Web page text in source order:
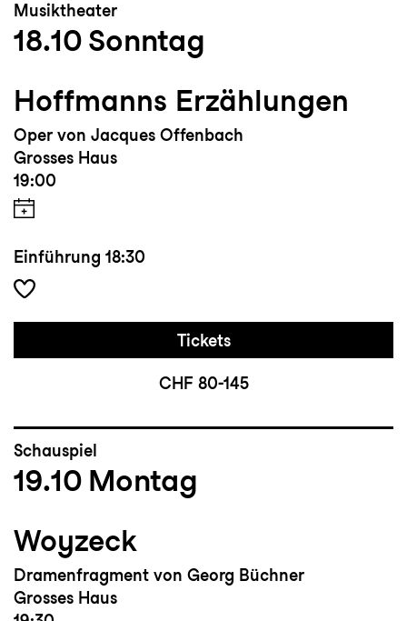
Musiktheater
18.10 Sonntag
Hoffmanns Erzählungen
Oper von Jacques Offenbach
Grosses Haus
19:00
Einführung 18:30
Tickets
CHF 80-145
Schauspiel
19.10 Montag
Woyzeck
Dramenfragment von Georg Büchner
Grosses Haus